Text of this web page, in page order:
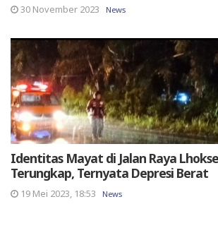
30 November 2023 News
Identitas Mayat di Jalan Raya
Terungkap, Ternyata Depresi Berat
19 Mei 2023, 18:53 News